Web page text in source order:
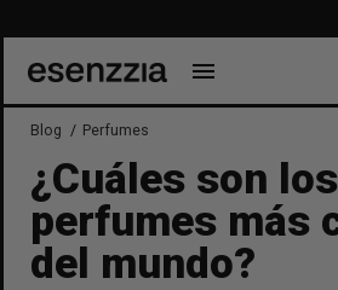
menu
Blog Perfumes
¿Cuáles son los
perfumes más
del mundo?